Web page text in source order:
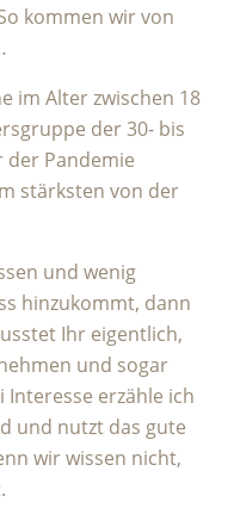
kommen wir von
im Alter zwischen 18
der 30- bis
der Pandemie
stärksten von der
und wenig
hinzukommt, dann
Ihr eigentlich,
und sogar
Interesse erzähle ich
und nutzt das gute
wir wissen nicht,